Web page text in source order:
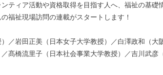
ティア活動や資格取得を目指す人へ、福祉の基礎
福祉現場訪問の連載がスタートします！
／岩田正美（日本女子大学教授）／白澤政和（大
髙橋流里子（日本社会事業大学教授）／吉川武彦